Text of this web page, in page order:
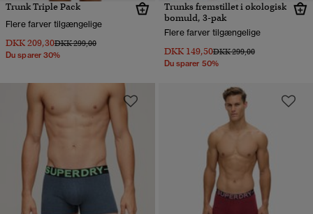
Trunk Triple Pack
Flere farver tilgængelige
DKK 209,30Pris nedsat fra
DKK 299,00til
Du sparer 30%
Trunks fremstillet i økologisk
bomuld, 3-pak
Flere farver tilgængelige
DKK 149,50Pris nedsat fra
DKK 299,00til
Du sparer 50%